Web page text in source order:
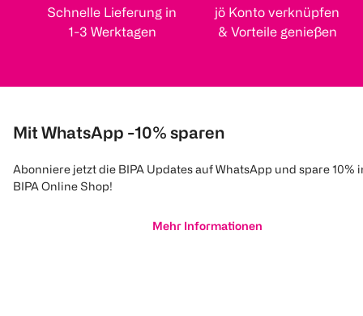
Schnelle Lieferung in
1-3 Werktagen
jö Konto verknüpfen
& Vorteile genießen
Mit WhatsApp -10% sparen
Abonniere jetzt die BIPA Updates auf WhatsApp und spare 10%
BIPA Online Shop!
Mehr Informationen